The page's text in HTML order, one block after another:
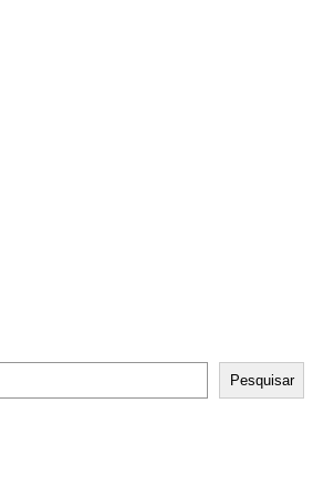
Pesquisar